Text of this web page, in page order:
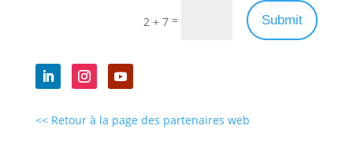
2 + 7 = Submit
<< Retour à la page des partenaires web